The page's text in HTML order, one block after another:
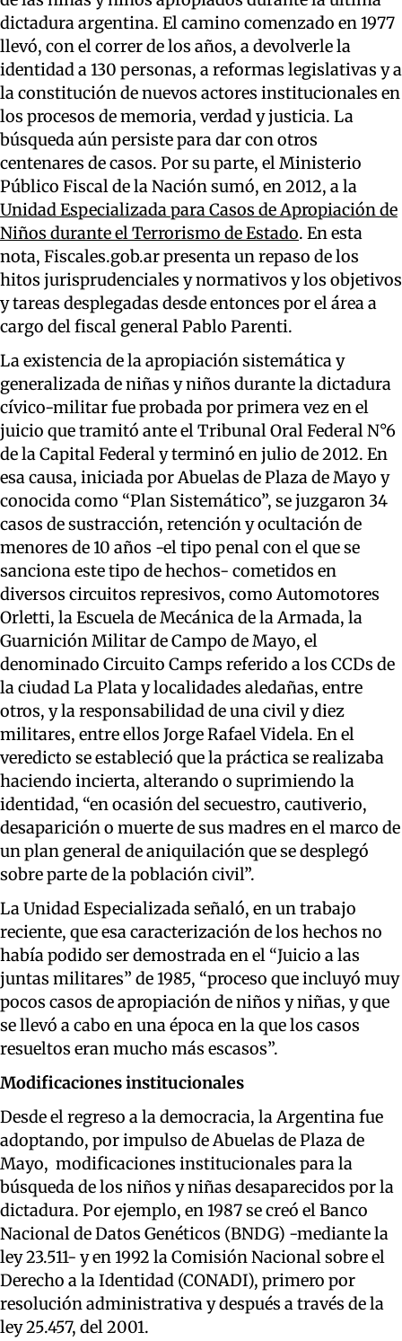
dictadura argentina. El camino comenzado en 1977
llevó, con el correr de los años, a devolverle la
identidad a 130 personas, a reformas legislativas y a
la constitución de nuevos actores institucionales en
los procesos de memoria, verdad y justicia. La
búsqueda aún persiste para dar con otros
centenares de casos. Por su parte, el Ministerio
Público Fiscal de la Nación sumó, en 2012, a la
Unidad Especializada para Casos de Apropiación de
Niños durante el Terrorismo de Estado. En esta
nota, Fiscales.gob.ar presenta un repaso de los
hitos jurisprudenciales y normativos y los objetivos
y tareas desplegadas desde entonces por el área a
cargo del fiscal general Pablo Parenti.
La existencia de la apropiación sistemática y
generalizada de niñas y niños durante la dictadura
cívico-militar fue probada por primera vez en el
juicio que tramitó ante el Tribunal Oral Federal N°6
de la Capital Federal y terminó en julio de 2012. En
esa causa, iniciada por Abuelas de Plaza de Mayo y
conocida como “Plan Sistemático”, se juzgaron 34
casos de sustracción, retención y ocultación de
menores de 10 años -el tipo penal con el que se
sanciona este tipo de hechos- cometidos en
diversos circuitos represivos, como Automotores
Orletti, la Escuela de Mecánica de la Armada, la
Guarnición Militar de Campo de Mayo, el
denominado Circuito Camps referido a los CCDs de
la ciudad La Plata y localidades aledañas, entre
otros, y la responsabilidad de una civil y diez
militares, entre ellos Jorge Rafael Videla. En el
veredicto se estableció que la práctica se realizaba
haciendo incierta, alterando o suprimiendo la
identidad, “en ocasión del secuestro, cautiverio,
desaparición o muerte de sus madres en el marco de
un plan general de aniquilación que se desplegó
sobre parte de la población civil”.
La Unidad Especializada señaló, en un trabajo
reciente, que esa caracterización de los hechos no
había podido ser demostrada en el “Juicio a las
juntas militares” de 1985, “proceso que incluyó muy
pocos casos de apropiación de niños y niñas, y que
se llevó a cabo en una época en la que los casos
resueltos eran mucho más escasos”.
Modificaciones institucionales
Desde el regreso a la democracia, la Argentina fue
adoptando, por impulso de Abuelas de Plaza de
Mayo, modificaciones institucionales para la
búsqueda de los niños y niñas desaparecidos por la
dictadura. Por ejemplo, en 1987 se creó el Banco
Nacional de Datos Genéticos (BNDG) -mediante la
ley 23.511- y en 1992 la Comisión Nacional sobre el
Derecho a la Identidad (CONADI), primero por
resolución administrativa y después a través de la
ley 25.457, del 2001.